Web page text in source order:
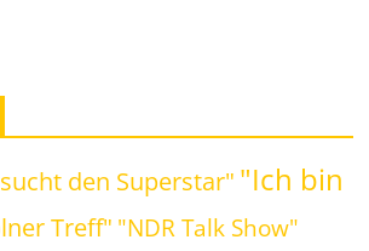
den Superstar" "Ich bin
Treff" "NDR Talk Show"